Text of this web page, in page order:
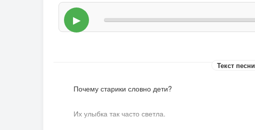
▶
Текст песни
Почему старики словно дети?
Их улыбка так часто светла.